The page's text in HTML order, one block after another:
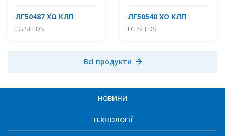
ЛГ50487 ХО КЛП
LG SEEDS
ЛГ50540 ХО КЛП
LG SEEDS
Всі продукти
НОВИНИ
ТЕХНОЛОГІЇ